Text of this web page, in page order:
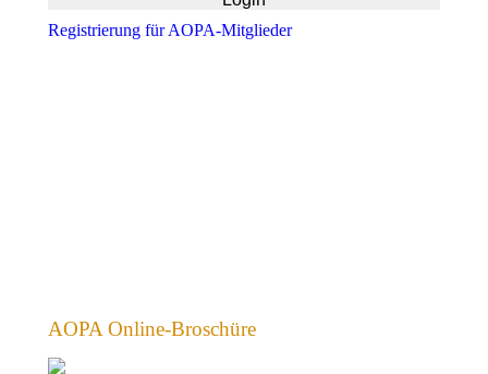
Registrierung für AOPA-Mitglieder
AOPA Online-Broschüre